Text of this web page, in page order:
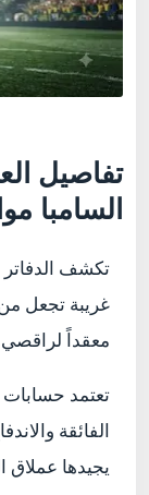
تفاصيل
السامبا
تكشف الدفاتر
غريبة تجعل
معقداً لراقصي
تعتمد
الفائقة
يجيدها عملاق